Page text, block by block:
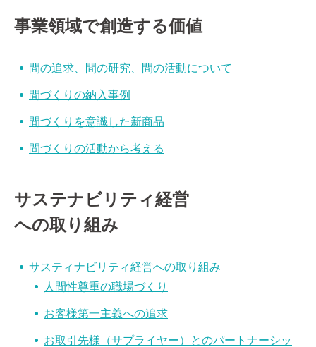
事業領域で創造する価値
間の追求、間の研究、間の活動について
間づくりの納入事例
間づくりを意識した新商品
間づくりの活動から考える
サステナビリティ経営
への取り組み
サスティナビリティ経営への取り組み
人間性尊重の職場づくり
お客様第一主義への追求
お取引先様（サプライヤー）とのパートナーシッ